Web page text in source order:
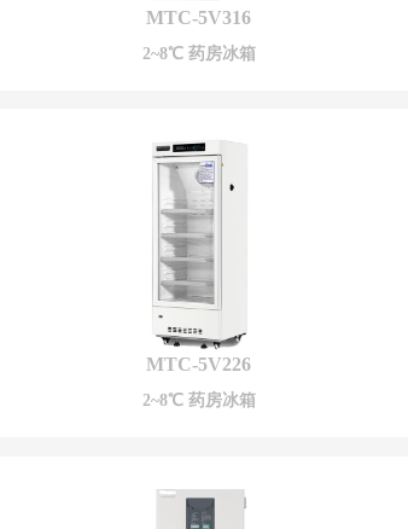
MTC-5V316
2~8℃ 药房冰箱
MTC-5V226
2~8℃ 药房冰箱